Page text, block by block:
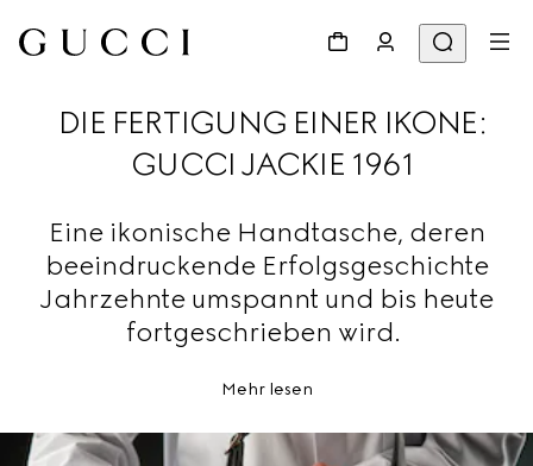
DIE FERTIGUNG EINER IKONE:
GUCCI JACKIE 1961
Eine ikonische Handtasche, deren
beeindruckende Erfolgsgeschichte
Jahrzehnte umspannt und bis heute
fortgeschrieben wird.
Mehr lesen